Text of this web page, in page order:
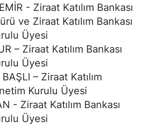
- Ziraat Katılım Bankası
ve Ziraat Katılım Bankası
Üyesi
– Ziraat Katılım Bankası
Üyesi
– Ziraat Katılım
Kurulu Üyesi
- Ziraat Katılım Bankası
Üyesi